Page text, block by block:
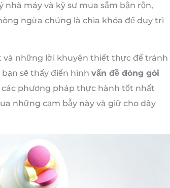
máy và kỹ sư mua sắm bận rộn,
ngừa chúng là chìa khóa để duy trì
những lời khuyên thiết thực để tránh
sẽ thấy điển hình vấn đề đóng gói
phương pháp thực hành tốt nhất
những cạm bẫy này và giữ cho dây